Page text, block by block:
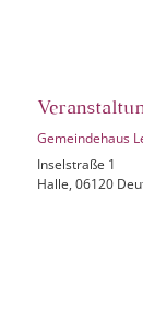
Gemeindehaus
Inselstraße 1
Halle, 06120